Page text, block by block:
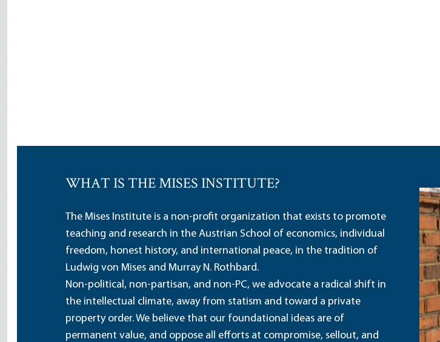
WHAT IS THE MISES INSTITUTE?
The Mises Institute is a non-profit organization that exists to promote
teaching and research in the Austrian School of economics, individual
freedom, honest history, and international peace, in the tradition of
Ludwig von Mises and Murray N. Rothbard.
Non-political, non-partisan, and non-PC, we advocate a radical shift in
the intellectual climate, away from statism and toward a private
property order. We believe that our foundational ideas are of
permanent value, and oppose all efforts at compromise, sellout, and